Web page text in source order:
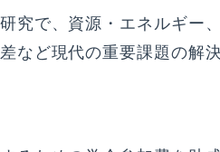
究で、資源・エネルギー、
など現代の重要課題の解